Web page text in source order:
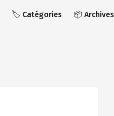
🏷️ Catégories 📦 Archives